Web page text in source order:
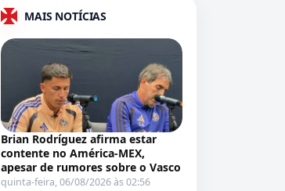
MAIS NOTÍCIAS
Brian Rodríguez afirma estar
contente no América-MEX,
apesar de rumores sobre o Vasco
quinta-feira, 06/08/2026 às 02:56